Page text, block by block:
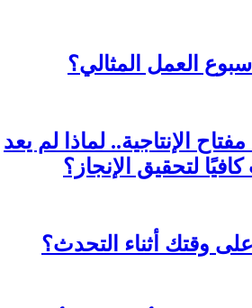
العمل المثالي؟
الإنتاجية.. لماذا لم يعد
لتحقيق الإنجاز؟
وقتك أثناء التحدث؟